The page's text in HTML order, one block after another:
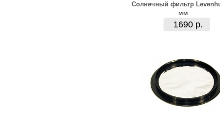
Солнечный фильтр
мм
1690 р.